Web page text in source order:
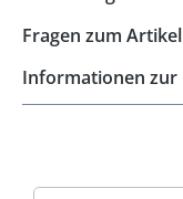
Fragen zum Artikel
Informationen